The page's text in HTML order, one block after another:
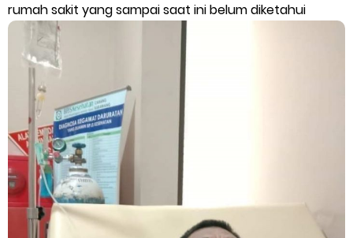
rumah sakit yang sampai saat ini belum diketahui